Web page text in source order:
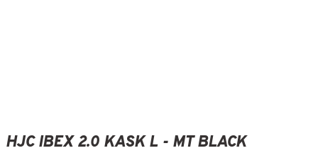
HJC IBEX 2.0 KASK L - MT BLACK